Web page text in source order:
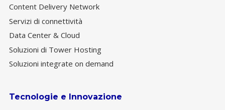
Content Delivery Network
Servizi di connettività
Data Center & Cloud
Soluzioni di Tower Hosting
Soluzioni integrate on demand
Tecnologie e Innovazione